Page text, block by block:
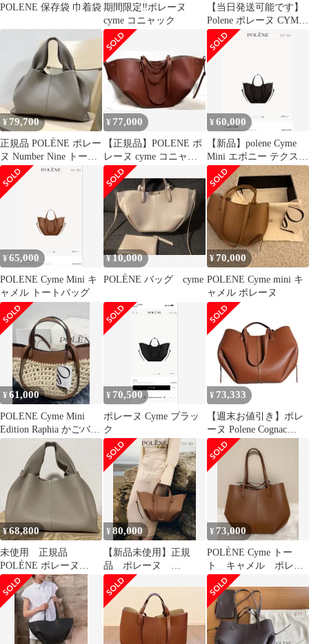
POLENE 保存袋 巾着袋 期間限定‼️ポレーヌ
cyme コニャック
【当日発送可能です】
Polene ポレーヌ CYME
トートバッグ mini
¥ 79,700
正規品 POLÈNE ポレー
ヌ Number Nine トープ
ショルダーバッグ
¥ 77,000
【正規品】POLENE ポ
レーヌ cyme コニャッ
ク
¥60,000
【新品】polene Cyme
Mini エボニー テクスチ
ャード（箱無し)
¥65,000
POLENE Cyme Mini キ
ャメル トートバッグ
¥10,000
POLÈNE バッグ cyme
¥70,000
POLENE Cyme mini キ
ャメル ポレーヌ
¥61,000
POLENE Cyme Mini
Edition Raphia かごバッ
ク
¥ 70,500
ポレーヌ Cyme ブラッ
ク
¥ 73,333
【週末お値引き】ポレ
ーヌ Polene Cognac
Cyme コニャック
¥68,800
未使用 正規品
POLÈNE ポレーヌ
Number Nine ショルダ
ーバッグ
¥80,000
【新品未使用】正規
品 ポレーヌ
POLENE cyme シム
トートバッグ ミニ
¥ 73,000
POLÈNE Cyme トー
ト キャメル ポレー
ヌ